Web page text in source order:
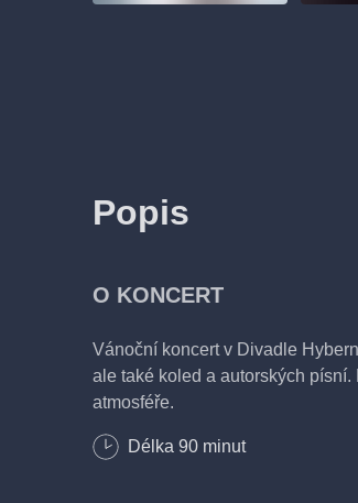
Popis
O KONCERT
Vánoční koncert v Divadle
ale také koled a autorských
atmosféře.
Délka 90 minut